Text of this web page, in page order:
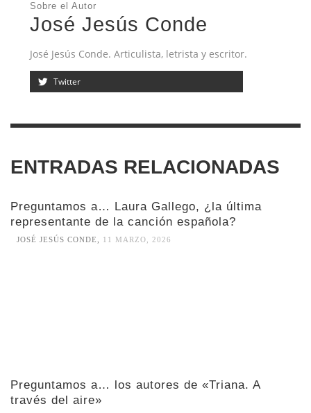
Sobre el Autor
José Jesús Conde
José Jesús Conde. Articulista, letrista y escritor.
Twitter
ENTRADAS RELACIONADAS
Preguntamos a… Laura Gallego, ¿la última
representante de la canción española?
JOSÉ JESÚS CONDE, 11 MARZO, 2026
Preguntamos a… los autores de «Triana. A
través del aire»